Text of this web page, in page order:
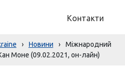
Контакти
› Новини ›
Міжнародний
Моне (09.02.2021, он-лайн)